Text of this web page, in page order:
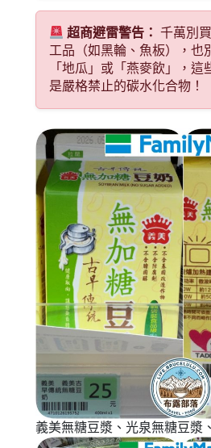
超商避雷警告： 千萬別
工品（如黑輪、魚板），也
「地瓜」或「燕麥飲」，這
是嚴格禁止的碳水化合物！
義美無糖豆漿、光泉無糖豆漿